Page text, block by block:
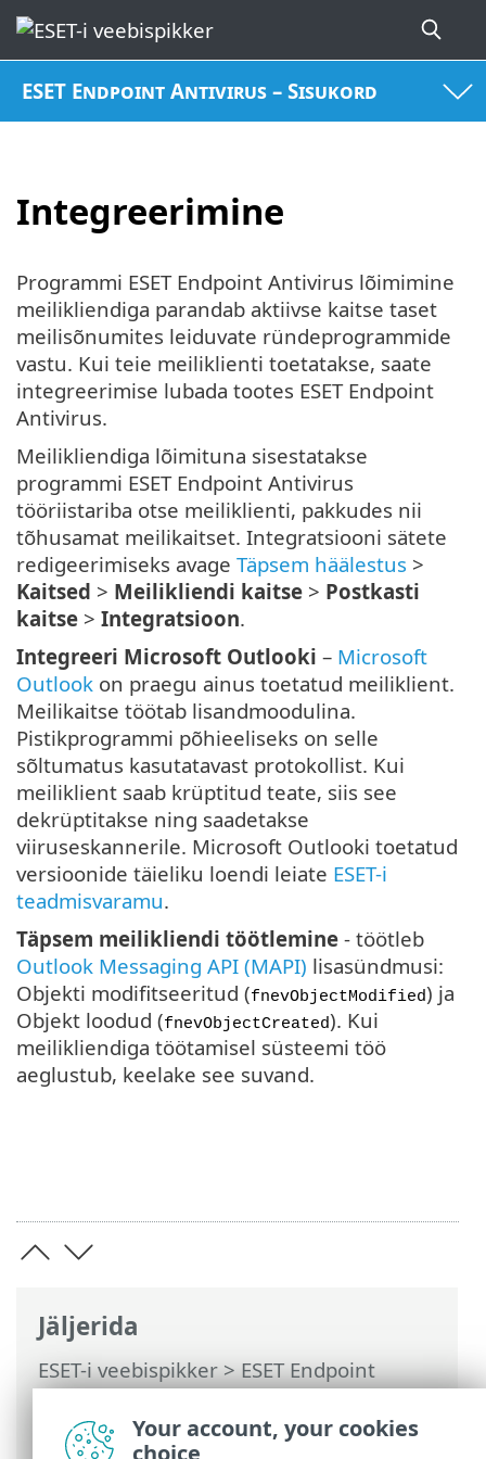
ESET Endpoint Antivirus – Sisukord
Integreerimine
Jäljerida
ESET-i veebispikker>ESET Endpoint
Antivirus>Täpsem häälestus>Kaitsed>
Meilikliendi kaitse>Postkasti kaitse>
Integreerimine
Programmi ESET Endpoint Antivirus lõimimine
meilikliendiga parandab aktiivse kaitse taset
meilisõnumites leiduvate ründeprogrammide
vastu. Kui teie meiliklienti toetatakse, saate
integreerimise lubada tootes ESET Endpoint
Antivirus.
Meilikliendiga lõimituna sisestatakse
programmi ESET Endpoint Antivirus
tööriistariba otse meiliklienti, pakkudes nii
tõhusamat meilikaitset. Integratsiooni sätete
redigeerimiseks avage Täpsem häälestus >
Kaitsed > Meilikliendi kaitse > Postkasti
kaitse > Integratsioon.
Integreeri Microsoft Outlooki – Microsoft
Outlook on praegu ainus toetatud meiliklient.
Meilikaitse töötab lisandmoodulina.
Pistikprogrammi põhieeliseks on selle
sõltumatus kasutatavast protokollist. Kui
meiliklient saab krüptitud teate, siis see
dekrüptitakse ning saadetakse
viiruseskannerile. Microsoft Outlooki toetatud
versioonide täieliku loendi leiate ESET-i
teadmisvaramu.
Täpsem meilikliendi töötlemine - töötleb
Outlook Messaging API (MAPI) lisasündmusi:
Objekti modifitseeritud (fnevObjectModified) ja
Objekt loodud (fnevObjectCreated). Kui
meilikliendiga töötamisel süsteemi töö
aeglustub, keelake see suvand.
Your account, your cookies
choice